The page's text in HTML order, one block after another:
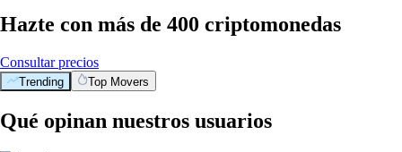
Hazte con más de 400 criptomonedas
Consultar precios
Trending Top Movers
Qué opinan nuestros usuarios